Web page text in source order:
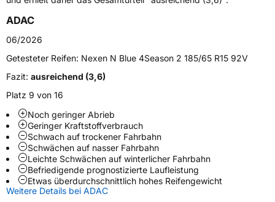
Fahrzeugtyp
Verwendung
ModellnameN Blue 4Season 2
FahrzeugartPKW & SUV
Weitere Eigenschaften
SchlauchtypTL
ZustandNeureifen
ADAC
06/2026
Getesteter Reifen: Nexen N Blue 4Season 2 185/65 R15 92V
Fazit: ausreichend (3,6)
Platz 9 von 16
Noch geringer Abrieb
Geringer Kraftstoffverbrauch
Schwach auf trockener Fahrbahn
Schwächen auf nasser Fahrbahn
Leichte Schwächen auf winterlicher Fahrbahn
Befriedigende prognostizierte Laufleistung
Etwas überdurchschnittlich hohes Reifengewicht
Weitere Details bei ADAC